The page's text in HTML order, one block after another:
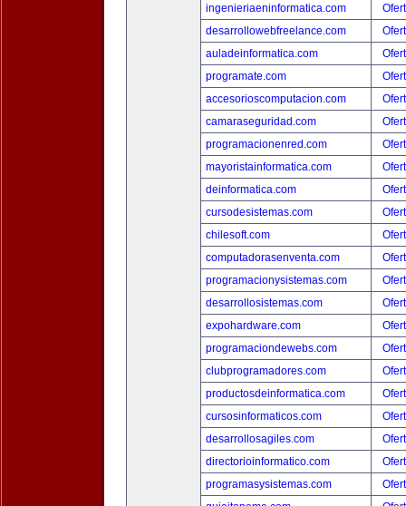
ingenieriaeninformatica.com
desarrollowebfreelance.com
auladeinformatica.com
programate.com
accesorioscomputacion.com
camaraseguridad.com
programacionenred.com
mayoristainformatica.com
deinformatica.com
cursodesistemas.com
chilesoft.com
computadorasenventa.com
programacionysistemas.com
desarrollosistemas.com
expohardware.com
programaciondewebs.com
clubprogramadores.com
productosdeinformatica.com
cursosinformaticos.com
desarrollosagiles.com
directorioinformatico.com
programasysistemas.com